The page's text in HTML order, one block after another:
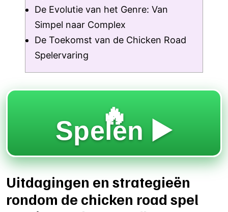
De Evolutie van het Genre: Van
Simpel naar Complex
De Toekomst van de Chicken Road
Spelervaring
🔥
Spelen ▶️
Uitdagingen en strategieën
rondom de chicken road spel